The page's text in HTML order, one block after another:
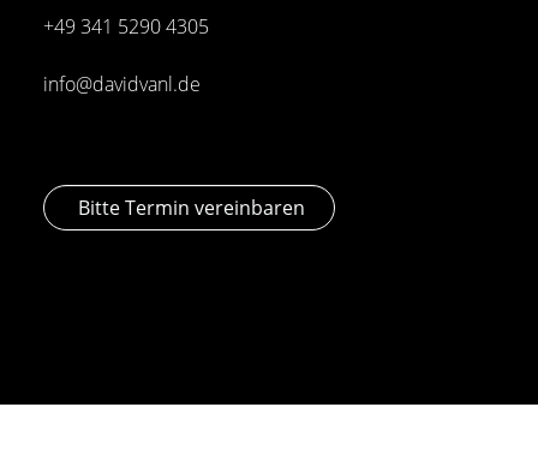
+49 341 5290 4305
info@davidvanl.de
Bitte Termin vereinbaren